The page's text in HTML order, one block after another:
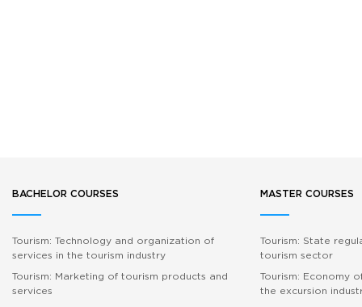
BACHELOR COURSES
Tourism: Technology and organization of
services in the tourism industry
Tourism: Marketing of tourism products and
services
MASTER COURSES
Tourism: State
tourism sector
Tourism: Economy
the excursion